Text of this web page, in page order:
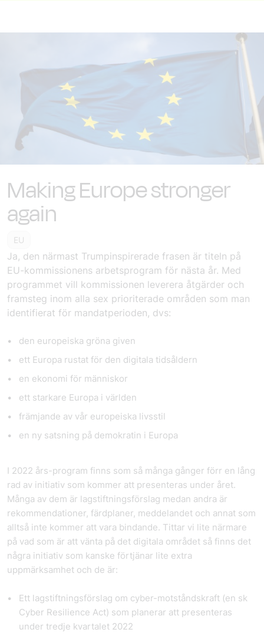
Making Europe stronger
again
EU
Ja, den närmast Trumpinspirerade frasen är titeln på
EU-kommissionens arbetsprogram för nästa år. Med
programmet vill kommissionen leverera åtgärder och
framsteg inom alla sex prioriterade områden som man
identifierat för mandatperioden, dvs:
den europeiska gröna given
ett Europa rustat för den digitala tidsåldern
en ekonomi för människor
ett starkare Europa i världen
främjande av vår europeiska livsstil
en ny satsning på demokratin i Europa
I 2022 års-program finns som så många gånger förr en lång
rad av initiativ som kommer att presenteras under året.
Många av dem är lagstiftningsförslag medan andra är
rekommendationer, färdplaner, meddelandet och annat som
alltså inte kommer att vara bindande. Tittar vi lite närmare
på vad som är att vänta på det digitala området så finns det
några initiativ som kanske förtjänar lite extra
uppmärksamhet och de är:
Ett lagstiftningsförslag om cyber-motståndskraft (en sk
Cyber Resilience Act) som planerar att presenteras
under tredje kvartalet 2022